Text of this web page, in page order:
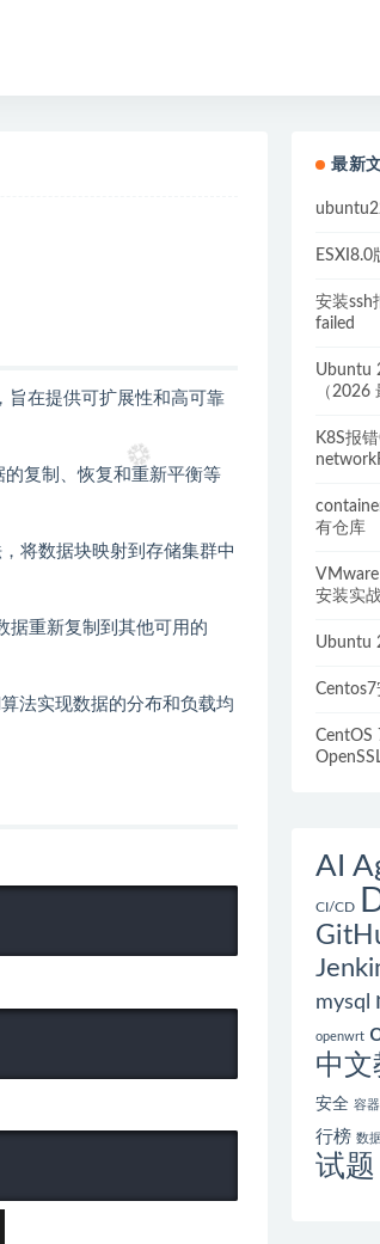
旨在提供可扩展性和高可靠
复制、恢复和重新平衡等
将数据块映射到存储集群中
据重新复制到其他可用的
法实现数据的分布和负载均
最新
ESXI8.0
安装ssh
failed
Ubuntu
（2026
K8S报
有仓库
安装实
Ubuntu
CentOS
AI
CI/CD
mysql
openwrt
中文
安全 容器
行榜 数
试题